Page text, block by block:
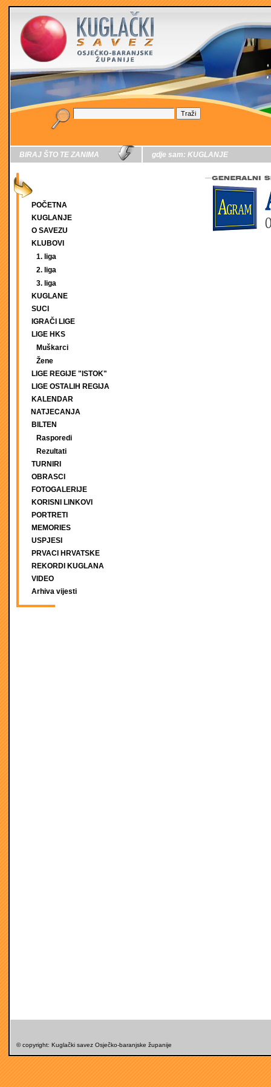
BIRAJ ŠTO TE ZANIMA
POČETNA
KUGLANJE
O SAVEZU
KLUBOVI
1. liga
2. liga
3. liga
KUGLANE
SUCI
IGRAČI LIGE
LIGE HKS
Muškarci
Žene
LIGE REGIJE "ISTOK"
LIGE OSTALIH REGIJA
KALENDAR
NATJECANJA
BILTEN
Rasporedi
Rezultati
TURNIRI
OBRASCI
FOTOGALERIJE
KORISNI LINKOVI
PORTRETI
MEMORIES
USPJESI
PRVACI HRVATSKE
REKORDI KUGLANA
VIDEO
Arhiva vijesti
gdje sam: KUGLANJE
© copyright: Kuglački savez Osječko-baranjske županije